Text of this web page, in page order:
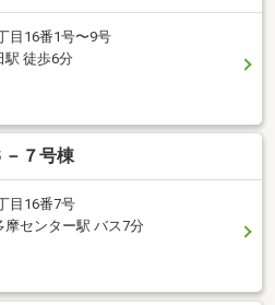
目16番1号〜9号
駅 徒歩6分
７号棟
目16番7号
センター駅 バス7分